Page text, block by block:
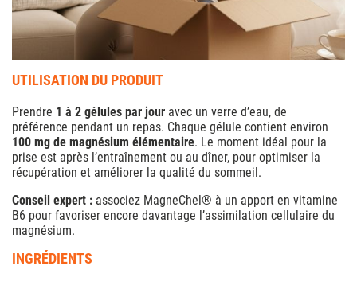
UTILISATION DU PRODUIT
Prendre 1 à 2 gélules par jour avec un verre d’eau, de
préférence pendant un repas. Chaque gélule contient environ
100 mg de magnésium élémentaire. Le moment idéal pour la
prise est après l’entraînement ou au dîner, pour optimiser la
récupération et améliorer la qualité du sommeil.
Conseil expert : associez MagneChel® à un apport en vitamine
B6 pour favoriser encore davantage l’assimilation cellulaire du
magnésium.
INGRÉDIENTS